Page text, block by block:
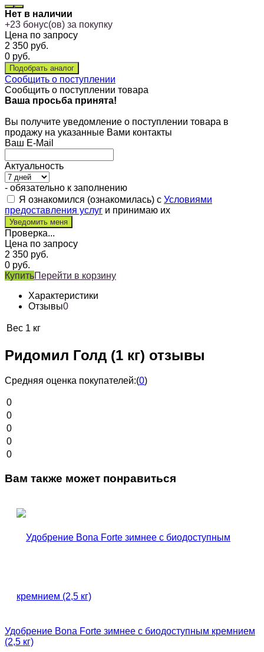
Нет в наличии
+23 бонус(ов) за покупку
Цена по запросу
2 350 руб.
0 руб.
Сообщить о поступлении
Сообщить о поступлении товара
Ваша просьба принята!
Вы получите уведомление о поступлении товара в
продажу на указанные Вами контакты
Ваш E-Mail
Актуальность
- обязательно к заполнению
Я ознакомился (ознакомилась) с Условиями
предоставления услуг и принимаю их
Проверка...
Цена по запросу
2 350 руб.
0 руб.
КупитьПерейти в корзину
Характеристики
Отзывы0
Вес 1 кг
Ридомил Голд (1 кг) отзывы
Средняя оценка покупателей:(0)
0
0
0
0
0
Вам также может понравиться
Удобрение Bona Forte зимнее с биодоступным кремнием
(2,5 кг)